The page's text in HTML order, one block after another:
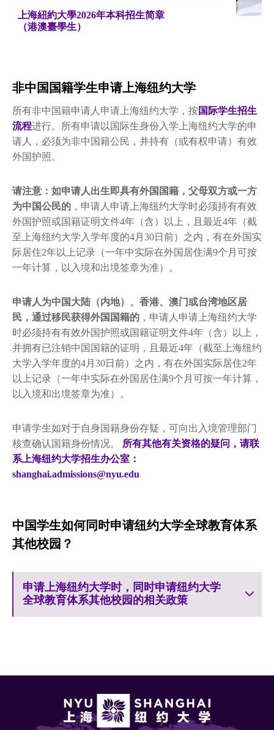
上海紐約大學2026年本科招生简章
（港澳臺學生）
非中国国籍学生申请上海纽约大学
所有非中国籍申请人申请上海纽约大学，按国际学生招生
流程进行。所有申请以国际生身份入学上海纽约大学的申
请人，必须为非中国籍公民，并持有（或有权申请）有效
外国护照。
请注意：如申请人出生即具有外国国籍，父母双方或一方
为中国公民的 ，申请人申请上海纽约大学时必须持有有效
外国护照或国籍证明文件4年（含）以上，且最近4年（截
至上海纽约大学入学年度的4月30日前）之内，有在外国实
际居住2年以上记录（一年中实际在外国居住满9个月可按
一年计算，以入境和出境签章为准）。
申请人为中国大陆（内地）、香港、澳门或台湾地区居
民，通过移民获得外国国籍的 ，申请人申请上海纽约大学
时必须持有有效外国护照或国籍证明文件4年（含）以上，
并拥有已注销中国国籍的证明，且最近4年（截至上海纽约
大学入学年度的4月30日前）之内，有在外国实际居住2年
以上记录（一年中实际在外国居住满9个月可按一年计算，
以入境和出境签章为准）。
申请学生如对于自身国籍身份存疑，可向出入境管理部门
核查确认国籍身份情况。 所有其他有关资格的疑问，请联
系上海纽约大学招生办公室：
shanghai.admissions@nyu.edu
中国学生如何同时申请纽约大学全球教育体系
其他校园？
申请上海纽约大学时，同时申请纽约大学
全球教育体系其他校园的相关政策